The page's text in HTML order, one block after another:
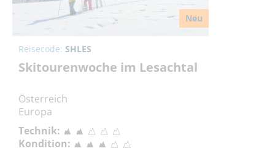
Neu
Reisecode: SHLES
Skitourenwoche im Lesachtal
Österreich
Europa
Technik:
Kondition: